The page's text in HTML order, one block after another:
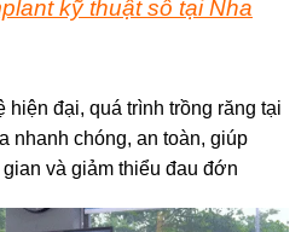
kỹ thuật số tại Nha
đại, quá trình trồng răng tại
nhanh chóng, an toàn, giúp
và giảm thiểu đau đớn